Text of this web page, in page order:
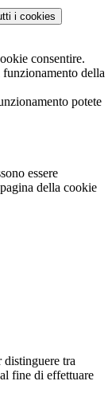
i cookies
consentire.
della
potete
essere
della cookie
tra
fine di effettuare